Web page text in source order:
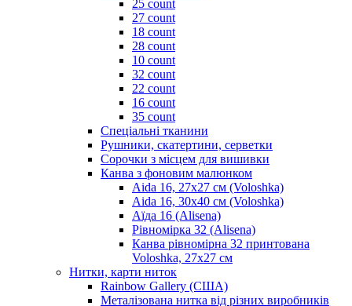
25 count
27 count
18 count
28 count
10 count
32 count
22 count
16 count
35 count
Спеціальні тканини
Рушники, скатертини, серветки
Сорочки з місцем для вишивки
Канва з фоновим малюнком
Aida 16, 27х27 см (Voloshka)
Aida 16, 30х40 см (Voloshka)
Аїда 16 (Alisena)
Рівномірка 32 (Alisena)
Канва рівномірна 32 принтована
Voloshka, 27х27 см
Нитки, карти ниток
Rainbow Gallery (США)
Металізована нитка від різних виробників